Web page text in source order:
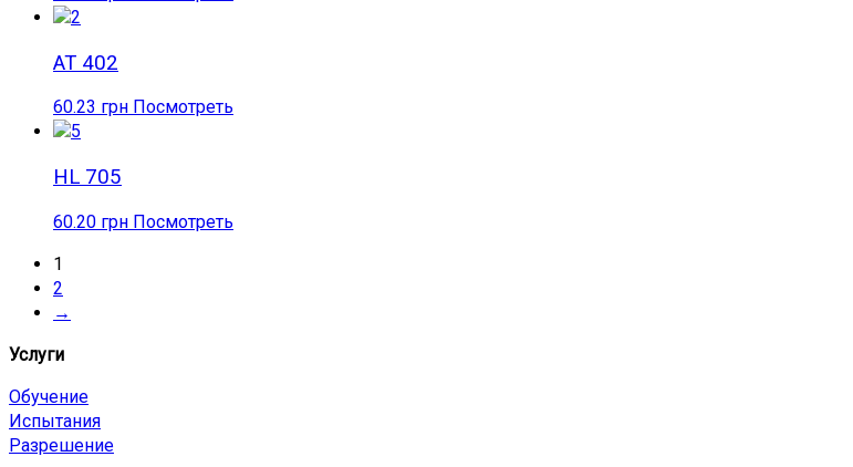
AT 402
60.23 грн Посмотреть
HL 705
60.20 грн Посмотреть
1
2
→
Услуги
Обучение
Испытания
Разрешение